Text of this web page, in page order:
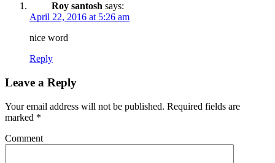
Roy santosh says:
April 22, 2016 at 5:26 am
nice word
Reply
Leave a Reply
Your email address will not be published. Required fields are
marked *
Comment